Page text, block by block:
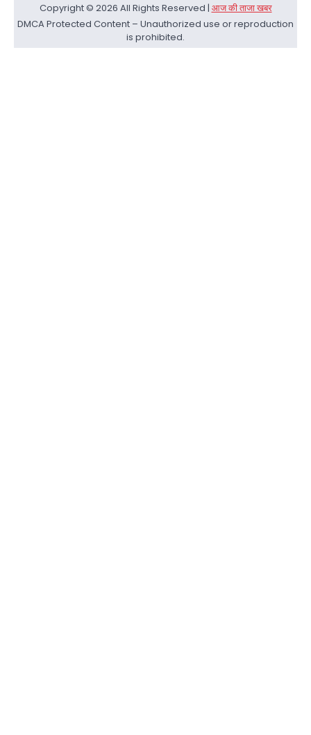
Copyright © 2026 All Rights Reserved | आज की ताजा खबर
DMCA Protected Content – Unauthorized use or reproduction
is prohibited.